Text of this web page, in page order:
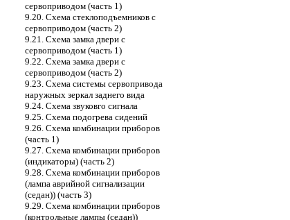
сервоприводом (часть 1)
9.20. Схема стеклоподъемников с
сервоприводом (часть 2)
9.21. Схема замка двери с
сервоприводом (часть 1)
9.22. Схема замка двери с
сервоприводом (часть 2)
9.23. Схема системы сервопривода
наружных зеркал заднего вида
9.24. Схема звуковго сигнала
9.25. Схема подогрева сидений
9.26. Схема комбинации приборов
(часть 1)
9.27. Схема комбинации приборов
(индикаторы) (часть 2)
9.28. Схема комбинации приборов
(лампа аврийной сигнализации
(седан)) (часть 3)
9.29. Схема комбинации приборов
(контрольные лампы (седан))